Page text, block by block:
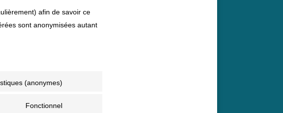
afin de savoir ce
sont anonymisées autant
(anonymes)
Fonctionnel